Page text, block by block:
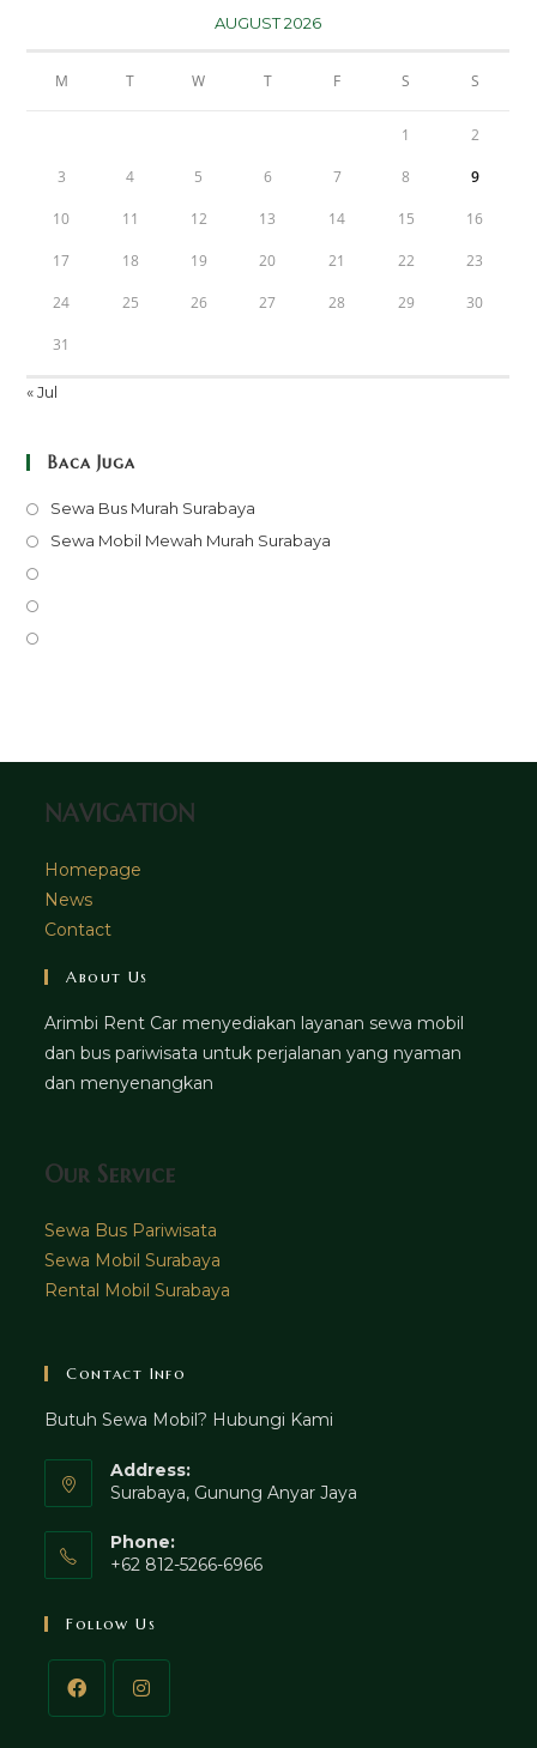
AUGUST 2026
M T W T F S S
1 2
3 4 5 6 7 8 9
10 11 12 13 14 15 16
17 18 19 20 21 22 23
24 25 26 27 28 29 30
31
« Jul
Baca Juga
Sewa Bus Murah Surabaya
in
Sewa Mobil Mewah Murah Surabaya
tab
NAVIGATION
Homepage
News
Contact
About Us
Arimbi Rent Car menyediakan layanan sewa mobil
dan bus pariwisata untuk perjalanan yang nyaman
dan menyenangkan
Our Service
Sewa Bus Pariwisata
Sewa Mobil Surabaya
Rental Mobil Surabaya
Contact Info
Butuh Sewa Mobil? Hubungi Kami
Address:
Surabaya, Gunung Anyar Jaya
Phone:
+62 812-5266-6966
Follow Us